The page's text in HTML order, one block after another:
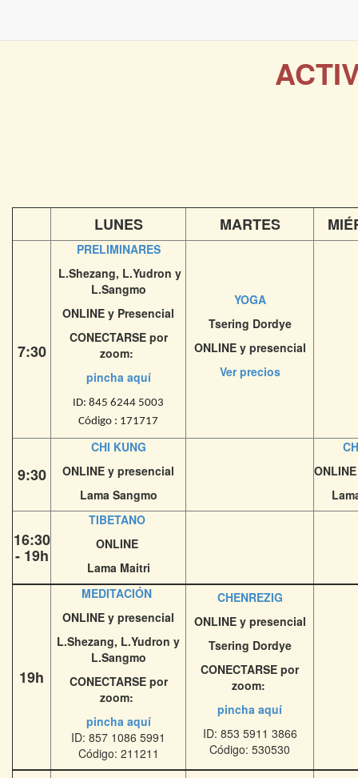
LUNES MARTES
7:30​
PRELIMINARES
L.Shezang, L.Yudron y
L.Sangmo
ONLINE y Presencial
CONECTARSE por
zoom:
pincha aquí
ID: 845 6244 5003
Código : 171717
YOGA
Tsering Dordye
ONLINE y presencial
Ver precios
9:30
CHI KUNG
ONLINE y presencial
Lama Sangmo
16:30
- 19h
TIBETANO
ONLINE
Lama Maitri
19h
MEDITACIÓN
ONLINE y presencial
L.Shezang, L.Yudron y
L.Sangmo
CONECTARSE por
zoom:
pincha aquí
ID: 857 1086 5991
Código: 211211
CHENREZIG
ONLINE y presencial
Tsering Dordye
CONECTARSE por
zoom:
pincha aquí
ID: 853 5911 3866
Código: 530530